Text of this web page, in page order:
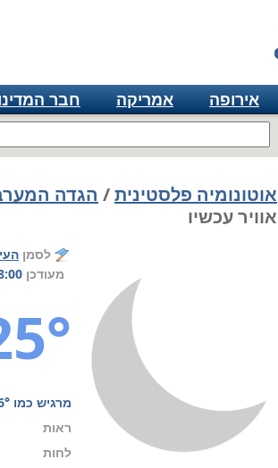
אירופה אמריקה חבר
אוטונומיה פלסטינית/ הגדה
אוויר עכשיו
לסמן
מעודכן
מרגיש כמו
ראות
לחות